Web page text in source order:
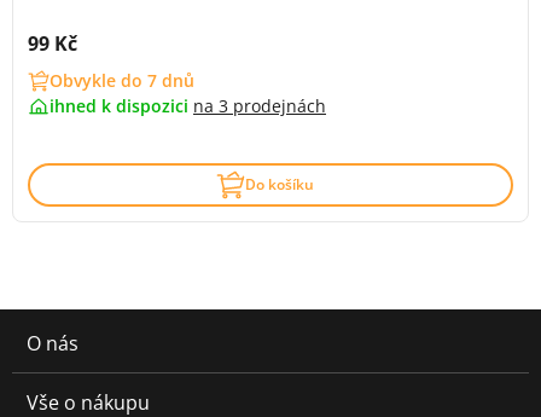
Cena s DPH:
99 Kč
Obvykle do 7 dnů
ihned k dispozici na 3 prodejnách
Do košíku
O nás
Vše o nákupu